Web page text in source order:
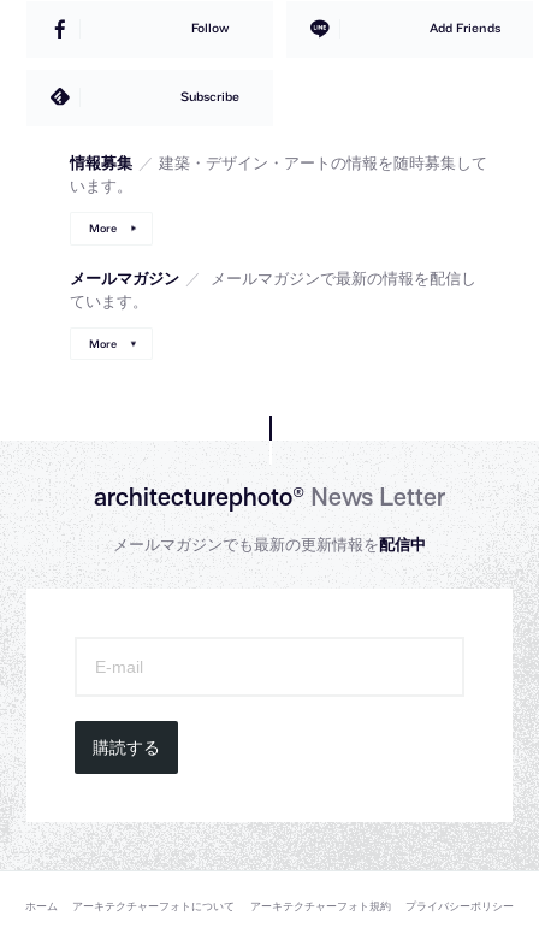
Follow Add Friends
Subscribe
情報募集 ／ 建築・デザイン・アートの情報を随時募集して
います。
More
メールマガジン ／
メールマガジンで最新の情報を配信し
ています。
More
architecturephoto®News Letter
メールマガジンでも最新の更新情報を配信中
購読する
ホーム アーキテクチャーフォトについて アーキテクチャーフォト規約 プライバシーポリシー